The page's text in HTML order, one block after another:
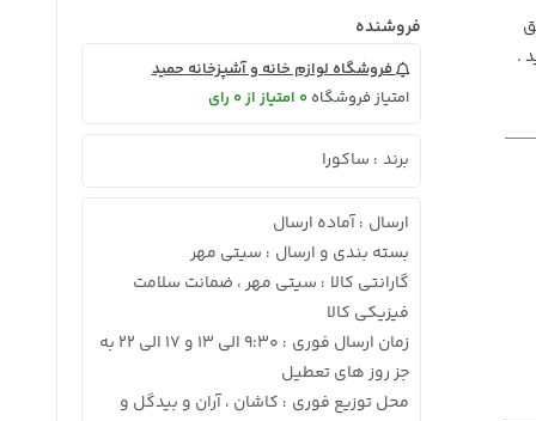
.
فروشنده
فروشگاه لوازم خانه و آشپزخانه حمید
امتیاز فروشگاه0 امتیاز از 0 رای
برند : ساکورا
ارسال :آماده ارسال
بسته بندی و ارسال : سیتی مهر
گارانتی کالا : سیتی مهر ، ضمانت سلامت
فیزیکی کالا
زمان ارسال فوری :
9:30 الی 13 و 17 الی 22 به
جز روز های تعطیل
محل توزیع فوری : کاشان ، آران و بیدگل و